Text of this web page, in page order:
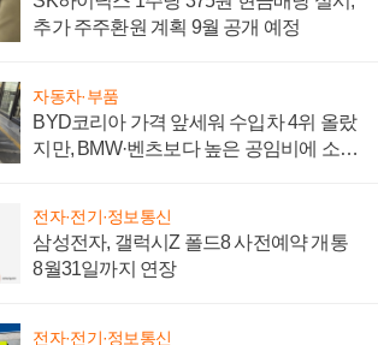
추가 주주환원 계획 9월 공개 예정
자동차·부품
BYD코리아 가격 앞세워 수입차 4위 올랐
지만, BMW·벤츠보다 높은 공임비에 소비
전자·전기·정보통신
삼성전자, 갤럭시Z 폴드8 사전예약 개통
8월31일까지 연장
전자·전기·정보통신